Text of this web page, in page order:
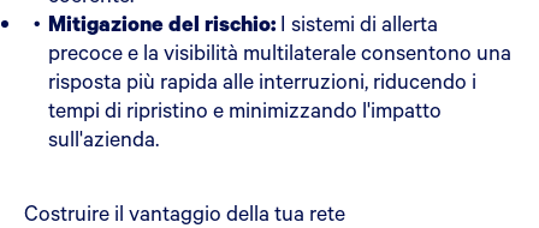
Mitigazione del rischio: I sistemi di allerta
precoce e la visibilità multilaterale consentono una
risposta più rapida alle interruzioni, riducendo i
tempi di ripristino e minimizzando l'impatto
sull'azienda.
Costruire il vantaggio della tua rete